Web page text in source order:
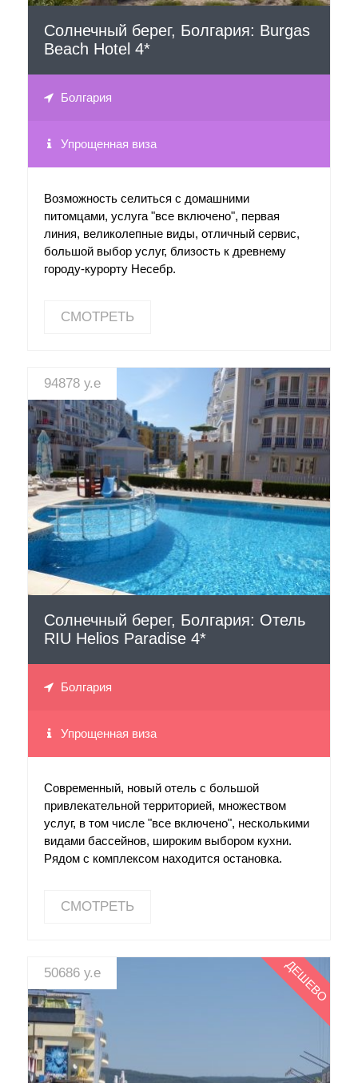
Солнечный берег, Болгария: Burgas
Beach Hotel 4*
Болгария
Упрощенная виза
Возможность селиться с домашними
питомцами, услуга "все включено", первая
линия, великолепные виды, отличный сервис,
большой выбор услуг, близость к древнему
городу-курорту Несебр.
СМОТРЕТЬ
94878 у.е
СМОТРЕТЬ
Солнечный берег, Болгария: Отель
RIU Helios Paradise 4*
Болгария
Упрощенная виза
Современный, новый отель с большой
привлекательной территорией, множеством
услуг, в том числе "все включено", несколькими
видами бассейнов, широким выбором кухни.
Рядом с комплексом находится остановка.
СМОТРЕТЬ
ДЕШЕВО
50686 у.е
СМОТРЕТЬ